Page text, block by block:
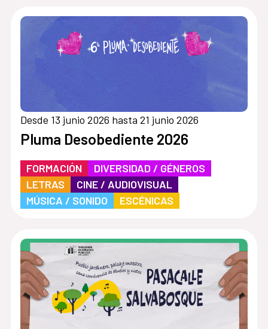
Desde 13 junio 2026 hasta 21 junio 2026
Pluma Desobediente 2026
FORMACIÓN
DIVERSIDAD / GÉNEROS
LETRAS
CINE / AUDIOVISUAL
MÚSICA / SONIDO
ESCÉNICAS